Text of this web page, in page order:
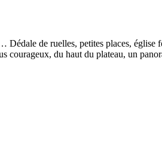
Dédale de ruelles, petites places, église
courageux, du haut du plateau, un